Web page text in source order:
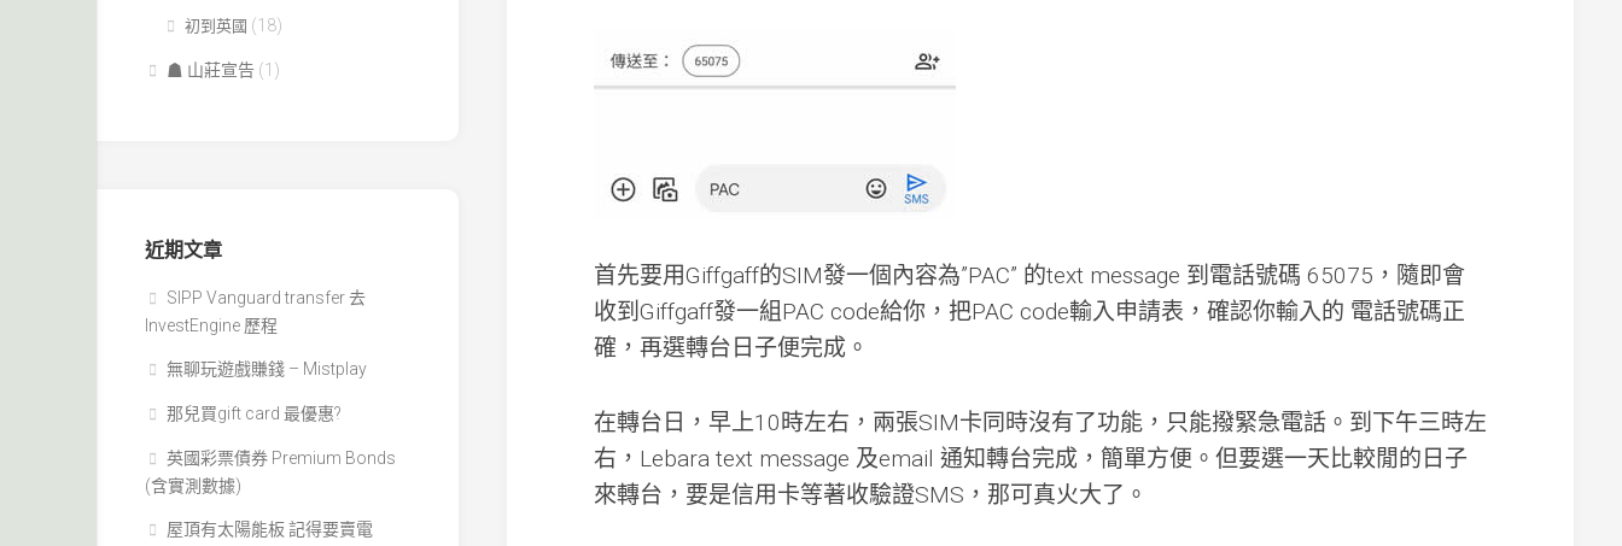
款
(
款
入
美
例
教
扣
優
惠
頂
有
太
首先要用Giffgaff的SIM發一個內容為”PAC” 的text message 到電話號碼 65075，隨即會
收到Giffgaff發一組PAC code給你，把PAC code輸入申請表，確認你輸入的 電話號碼正
確，再選轉台日子便完成。
在轉台日，早上10時左右，兩張SIM卡同時沒有了功能，只能撥緊急電話。到下午三時左
右，Lebara text message 及email 通知轉台完成，簡單方便。但要選一天比較閒的日子
來轉台，要是信用卡等著收驗證SMS，那可真火大了。
初到英國 (18)
☗ 山莊宣告 (1)
近期文章
SIPP Vanguard transfer 去
InvestEngine 歷程
無聊玩遊戲賺錢 – Mistplay
那兒買gift card 最優惠?
英國彩票債券 Premium Bonds
(含實測數據)
屋頂有太陽能板 記得要賣電